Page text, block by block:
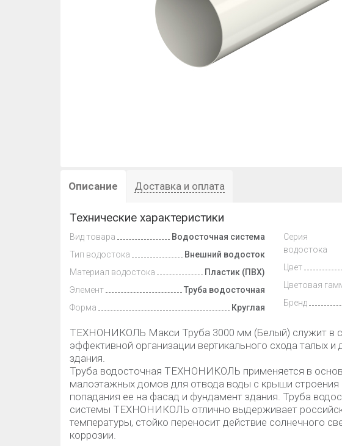
Описание Доставка и оплата
Технические характеристики
Вид товара
Водосточная система
Тип водостока
Внешний водосток
Материал водостока
Пластик (ПВХ)
Элемент
Труба водосточная
Форма
Круглая
Серия
водостока
Цвет
Цветовая
Бренд
ТЕХНОНИКОЛЬ Макси Труба 3000 мм (Белый) служит в
эффективной организации вертикального схода талых
здания.
Труба водосточная ТЕХНОНИКОЛЬ применяется в
малоэтажных домов для отвода воды с крыши строения
попадания ее на фасад и фундамент здания. Труба
системы ТЕХНОНИКОЛЬ отлично выдерживает
температуры, стойко переносит действие солнечного
коррозии.